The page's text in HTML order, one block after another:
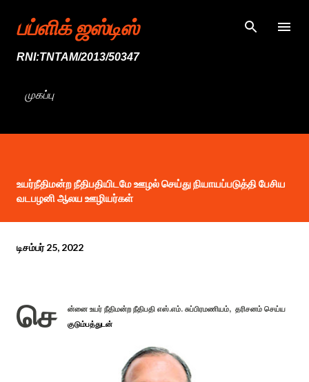
முதன்மை உள்ளடக்கத்திற்குச் செல்
பப்ளிக் ஜஸ்டிஸ்
RNI:TNTAM/2013/50347
முகப்பு
உயர்நீதிமன்ற நீதிபதியிடமே ஊழல் செய்து நியாயப்படுத்தி பேசிய
வடபழனி ஆலய ஊழியர்கள்
டிசம்பர் 25, 2022
செ
ன்னை உயர் நீதிமன்ற நீதிபதி எஸ்.எம். சுப்பிரமணியம், தரிசனம் செய்ய
குடும்பத்துடன்